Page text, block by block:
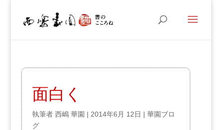
面白く
執筆者 西嶋 華園 | 2014年6月 12日 | 華園ブロ
グ